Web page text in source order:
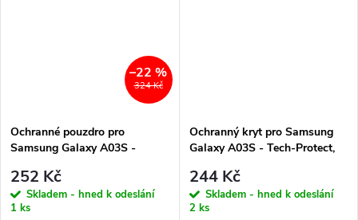
324 Kč
–22 %
Ochranné pouzdro pro
Samsung Galaxy A03S -
252 Kč
Skladem - hned k odeslání
1 ks
Ochranný kryt pro Samsung
Galaxy A03S - Tech-Protect,
244 Kč
Skladem - hned k odeslání
2 ks